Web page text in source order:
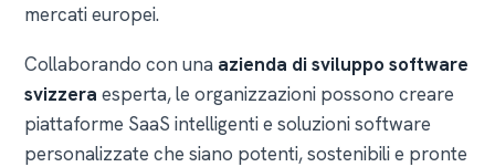
mercati europei.
Collaborando con una azienda di sviluppo software
svizzera esperta, le organizzazioni possono creare
piattaforme SaaS intelligenti e soluzioni software
personalizzate che siano potenti, sostenibili e pronte